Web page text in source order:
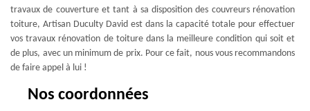
travaux de couverture et tant à sa disposition des couvreurs rénovation
toiture, Artisan Duculty David est dans la capacité totale pour effectuer
vos travaux rénovation de toiture dans la meilleure condition qui soit et
de plus, avec un minimum de prix. Pour ce fait, nous vous recommandons
de faire appel à lui !
Nos coordonnées